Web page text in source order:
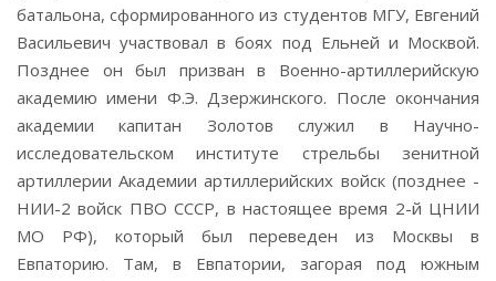
батальона, сформированного из студентов МГУ, Евгений
Васильевич участвовал в боях под Ельней и Москвой.
Позднее он был призван в Военно-артиллерийскую
академию имени Ф.Э. Дзержинского. После окончания
академии капитан Золотов служил в Научно-
исследовательском институте стрельбы зенитной
артиллерии Академии артиллерийских войск (позднее -
НИИ-2 войск ПВО СССР, в настоящее время 2-й ЦНИИ
МО РФ), который был переведен из Москвы в
Евпаторию. Там, в Евпатории, загорая под южным